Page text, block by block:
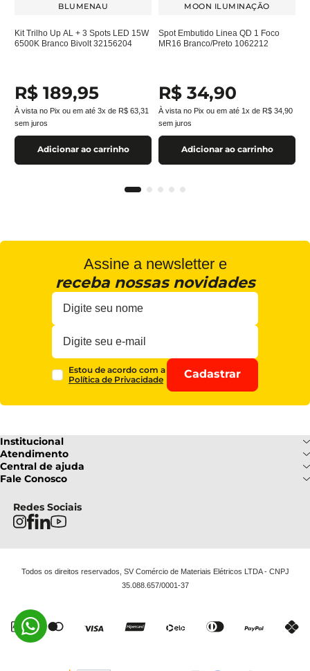
BLUMENAU
Kit Trilho Up AL + 3 Spots LED 15W
6500K Branco Bivolt 32156204
R$ 189,95
À vista no Pix ou em até 3x de R$ 63 31
sem juros
Adicionar ao carrinho
MOON ILUMINAÇÃO
Spot Embutido Linea QD 1 Foco
MR16 Branco/Preto 1062212
R$ 34,90
À vista no Pix ou em até 1x de R$ 34 90
sem juros
Adicionar ao carrinho
Assine a newsletter e
receba nossas novidades
Estou de acordo com a
Política de Privacidade
Cadastrar
Institucional
Sobre Nós
Nossas Lojas
Privacidade e Segurança
Termos e Condições
Atendimento
Formas de pagamento
Regulamentos
Central de ajuda
Fale Conosco
Frete e Entrega
Troca e Devoluções
Fale Conosco
(085) 3214-7900
Segunda a Sexta: 08h as 18h | Sábado
: 08h ás 12h
Redes Sociais
Todos os direitos reservados, SV Comércio de Materiais Elétricos LTDA - CNPJ
35.088.657/0001-37